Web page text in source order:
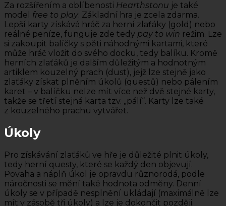
Za rozšířením a oblíbenosti Hearthstonu je také
model free to play. Základní hra je zcela zdarma.
Lepší karty získává hráč za herní zlaťáky (gold) nebo
reálné peníze, funguje zde tedy pay to win režim. Lze
si zakoupit balíčky s pěti náhodnými kartami, které
může hráč vložit do svého docku, tedy balíku. Kromě
herních zlaťáků je dalším důležitým a hodnotným
artiklem kouzelný prach (dust), jejž lze stejně jako
zlaťáky získat plněním úkolů (questů) nebo pálením
karet – v balíčku nelze mít více než dvě stejné karty,
takže se třetí stejná karta tzv. „pálí“. Karty lze také
z kouzelného prachu vytvářet.
Úkoly
Pro získávání zlaťáků ve hře je důležité plnit úkoly,
tedy herní questy, které se každý den objevují.
Povaha a náplň úkol je opravdu různorodá, podle
náročnosti se mění také hodnota odměny. Denní
úkoly se v případě nesplnění ukládají (maximálně lze
mít v zásobě tři úkoly) a lze je dokončit později.